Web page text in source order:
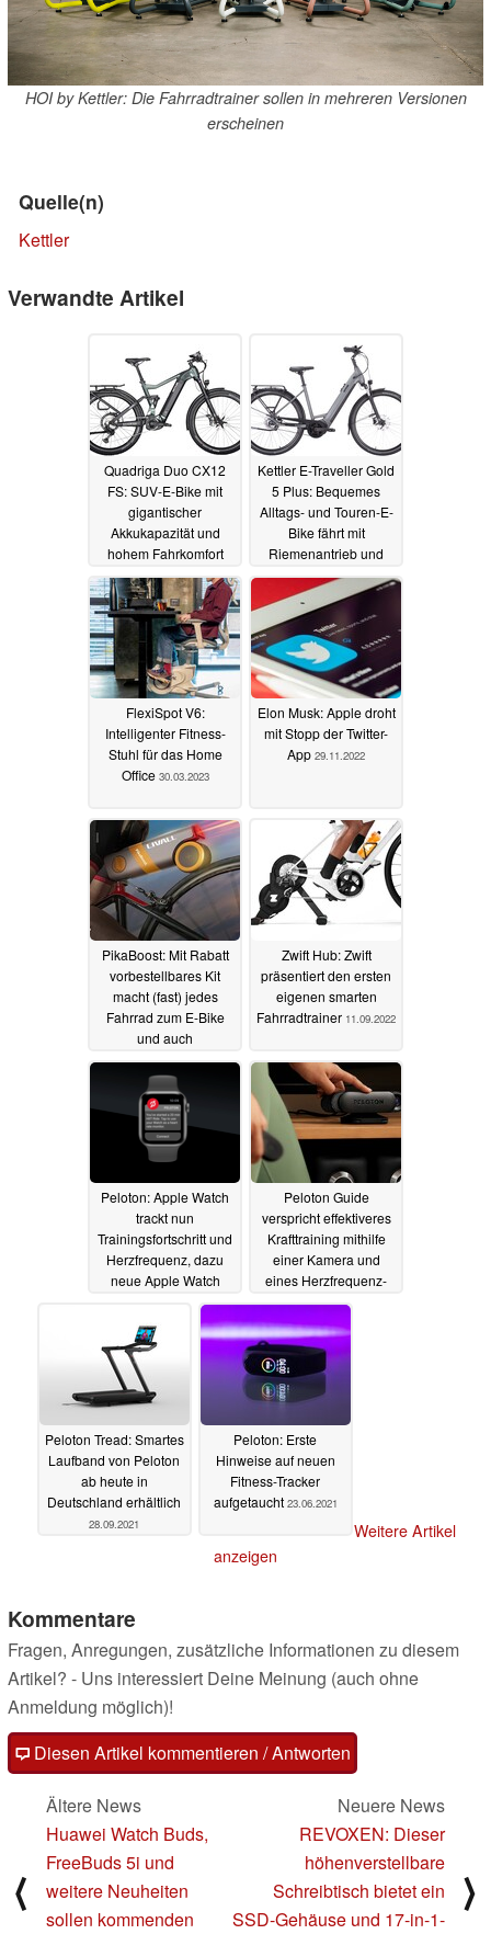
HOI by Kettler: Die Fahrradtrainer sollen in mehreren Versionen
erscheinen
Quelle(n)
Kettler
Verwandte Artikel
Quadriga Duo CX12
FS: SUV-E-Bike mit
gigantischer
Akkukapazität und
hohem Fahrkomfort
14.05.2023
Kettler E-Traveller Gold
5 Plus: Bequemes
Alltags- und Touren-E-
Bike fährt mit
Riemenantrieb und
Bosch-Motor vor
11.05.2023
FlexiSpot V6:
Intelligenter Fitness-
Stuhl für das Home
Office 30.03.2023
Elon Musk: Apple droht
mit Stopp der Twitter-
App 29.11.2022
PikaBoost: Mit Rabatt
vorbestellbares Kit
macht (fast) jedes
Fahrrad zum E-Bike
und auch
Trainingsgerät03.11.2022
Zwift Hub: Zwift
präsentiert den ersten
eigenen smarten
Fahrradtrainer 11.09.2022
Peloton: Apple Watch
trackt nun
Trainingsfortschritt und
Herzfrequenz, dazu
neue Apple Watch
10.03.2022
Peloton Guide
verspricht effektiveres
Krafttraining mithilfe
einer Kamera und
eines Herzfrequenz-
Armbands09.11.2021
Peloton Tread: Smartes
Laufband von Peloton
ab heute in
Deutschland erhältlich
28.09.2021
Peloton: Erste
Hinweise auf neuen
Fitness-Tracker
aufgetaucht 23.06.2021
Weitere Artikel
anzeigen
Kommentare
Fragen, Anregungen, zusätzliche Informationen zu diesem
Artikel? - Uns interessiert Deine Meinung (auch ohne
Anmeldung möglich)!
Diesen Artikel kommentieren / Antworten
⟨
Ältere News
Huawei Watch Buds,
FreeBuds 5i und
weitere Neuheiten
sollen kommenden
Neuere News
REVOXEN: Dieser
höhenverstellbare
Schreibtisch bietet ein
SSD-Gehäuse und 17-in-1-
⟩